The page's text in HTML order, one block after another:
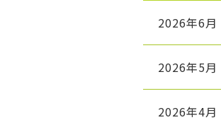
2026年6月
2026年5月
2026年4月